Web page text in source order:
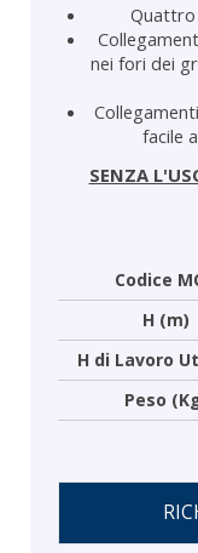
Quattro
nei fori dei
facile
SENZA
Codice
H (m)
H di Lavoro
Peso